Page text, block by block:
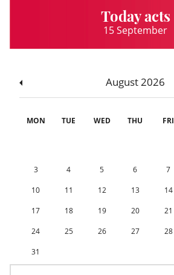
Today acts
15 September
August 2026
MON TUE WED THU FRI
3
4 5 6 7
10
11 12 13 14
17
18 19 20 21
24
25 26 27 28
31